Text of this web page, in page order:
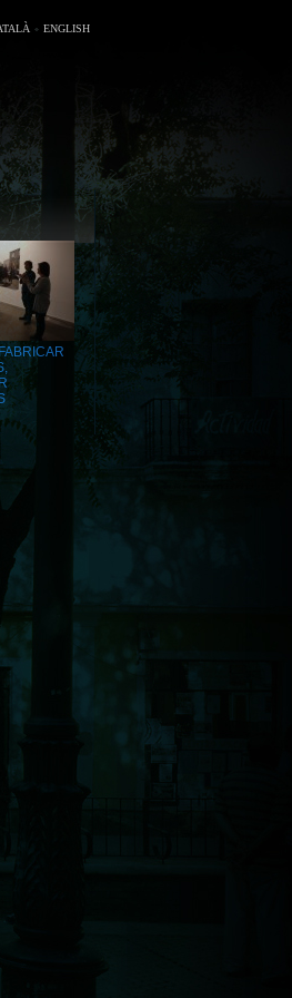
ENGLISH